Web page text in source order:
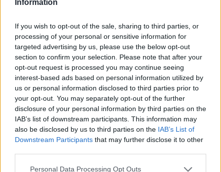
Information
If you wish to opt-out of the sale, sharing to third parties, or
processing of your personal or sensitive information for
targeted advertising by us, please use the below opt-out
section to confirm your selection. Please note that after your
opt-out request is processed you may continue seeing
interest-based ads based on personal information utilized by
us or personal information disclosed to third parties prior to
your opt-out. You may separately opt-out of the further
disclosure of your personal information by third parties on the
IAB’s list of downstream participants. This information may
also be disclosed by us to third parties on the IAB’s List of
Downstream Participants that may further disclose it to other
Personal Data Processing Opt Outs
ΜΑΤΙΕΣ ΣΤΟ ΠΑΡΕΛΘΟΝ • ΠΟΛΙΤΙΚΗ
Έλληνες πρωθυπουργοί που
«έφυγαν» πάμφτωχοι
8 Αυγούστου 2026 19:33
ΓΕΎΣΗ - ΨΥΧΑΓΩΓΊΑ
Στάκα, η Κρητική κρέμα γάλακτος –
Συνταγές με αυγά και πατάτες
8 Αυγούστου 2026 16:30
ΑΓΡΟΤΙΚΑ
ΑΑΔΕ: Ποιοι θεωρούνται «ενεργοί
ενισχύσεις
8 Αυγούστου 2026 16:27